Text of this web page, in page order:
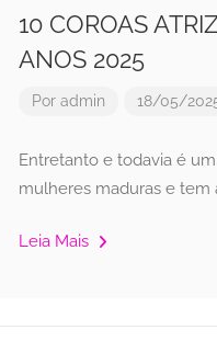
10 COROAS
ANOS 2025
Por admin 18/05/
Entretanto e todavia é
mulheres maduras e tem
Leia Mais